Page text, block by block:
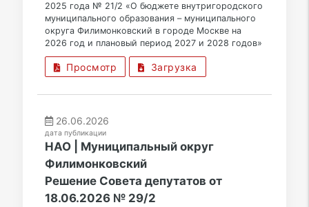
2025 года № 21/2 «О бюджете внутригородского
муниципального образования – муниципального
округа Филимонковский в городе Москве на
2026 год и плановый период 2027 и 2028 годов»
Просмотр Загрузка
26.06.2026
дата публикации
НАО | Муниципальный округ
Филимонковский
Решение Совета депутатов от
18.06.2026 № 29/2